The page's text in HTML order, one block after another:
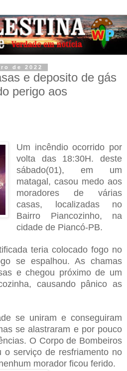
de 2022
e deposito de gás
perigo aos
Um incêndio ocorrido por
volta das 18:30H. deste
sábado(01), em um
matagal, casou medo aos
moradores de várias
casas, localizadas no
Bairro Piancozinho, na
cidade de Piancó-PB.
teria colocado fogo no
se espalhou. As chamas
e chegou próximo de um
causando pânico as
se uniram e conseguiram
se alastraram e por pouco
O Corpo de Bombeiros
o serviço de resfriamento no
morador ficou ferido.